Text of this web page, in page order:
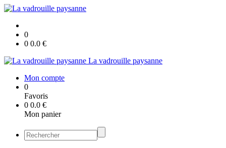
0
0 0.0 €
La vadrouille paysanne
Mon compte
0
Favoris
0 0.0 €
Mon panier